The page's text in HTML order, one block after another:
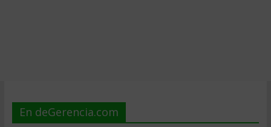
En deGerencia.com